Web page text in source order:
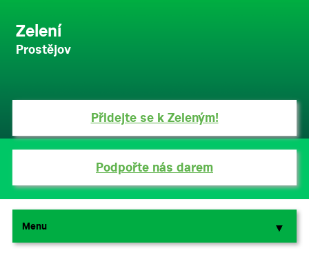
Zelení
Prostějov
Přidejte se k Zeleným!
Podpořte nás darem
Menu ▼
▼